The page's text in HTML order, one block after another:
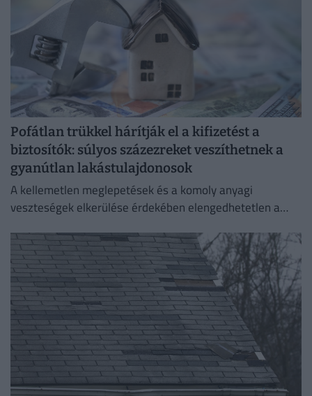
Pofátlan trükkel hárítják el a kifizetést a
biztosítók: súlyos százezreket veszíthetnek a
gyanútlan lakástulajdonosok
A kellemetlen meglepetések és a komoly anyagi
veszteségek elkerülése érdekében elengedhetetlen a